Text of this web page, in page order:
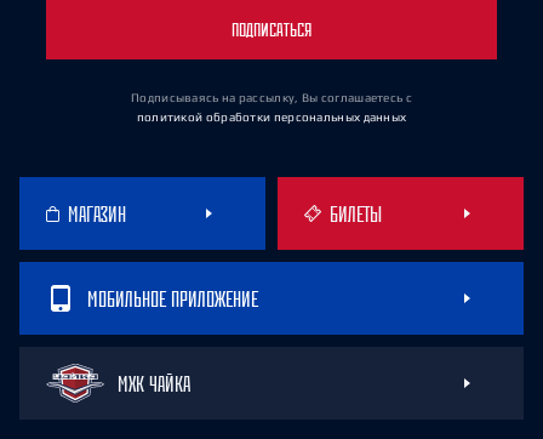
ПОДПИСАТЬСЯ
Подписываясь на рассылку, Вы соглашаетесь с
политикой обработки персональных данных
МАГАЗИН БИЛЕТЫ
МОБИЛЬНОЕ ПРИЛОЖЕНИЕ
МХК ЧАЙКА